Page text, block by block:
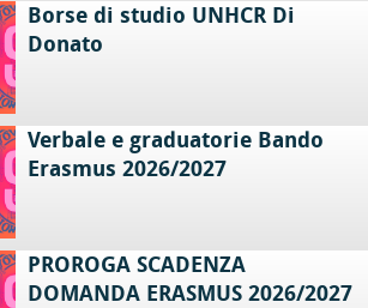
Borse di studio UNHCR Di
Donato
Verbale e graduatorie Bando
Erasmus 2026/2027
PROROGA SCADENZA
DOMANDA ERASMUS 2026/2027